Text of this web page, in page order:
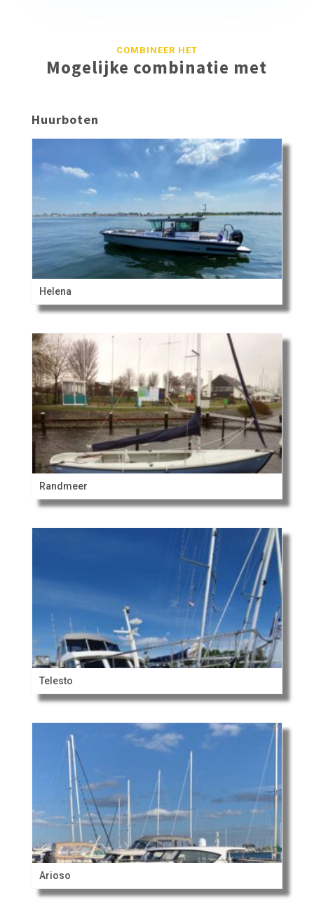
COMBINEER HET
Mogelijke combinatie met
Huurboten
Helena
Randmeer
Telesto
Arioso